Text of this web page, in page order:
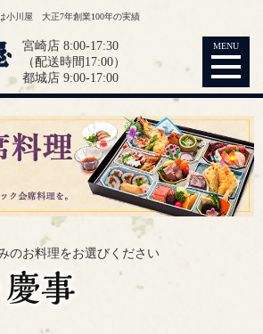
小川屋 大正7年創業100年の実績
宮崎店 8:00-17:30
（配送時間17:00）
都城店 9:00-17:00
MENU
のお料理をお選びください